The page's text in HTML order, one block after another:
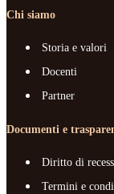
Chi siamo
Storia e valori
Docenti
Partner
Documenti e
Diritto di
Termini e